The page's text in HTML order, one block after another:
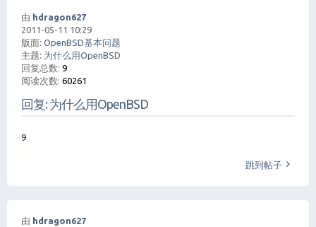
由 hdragon627
2011-05-11 10:29
版面: OpenBSD基本问题
主题: 为什么用OpenBSD
回复总数: 9
阅读次数: 60261
回复: 为什么用OpenBSD
9
...
跳到帖子
由 hdragon627